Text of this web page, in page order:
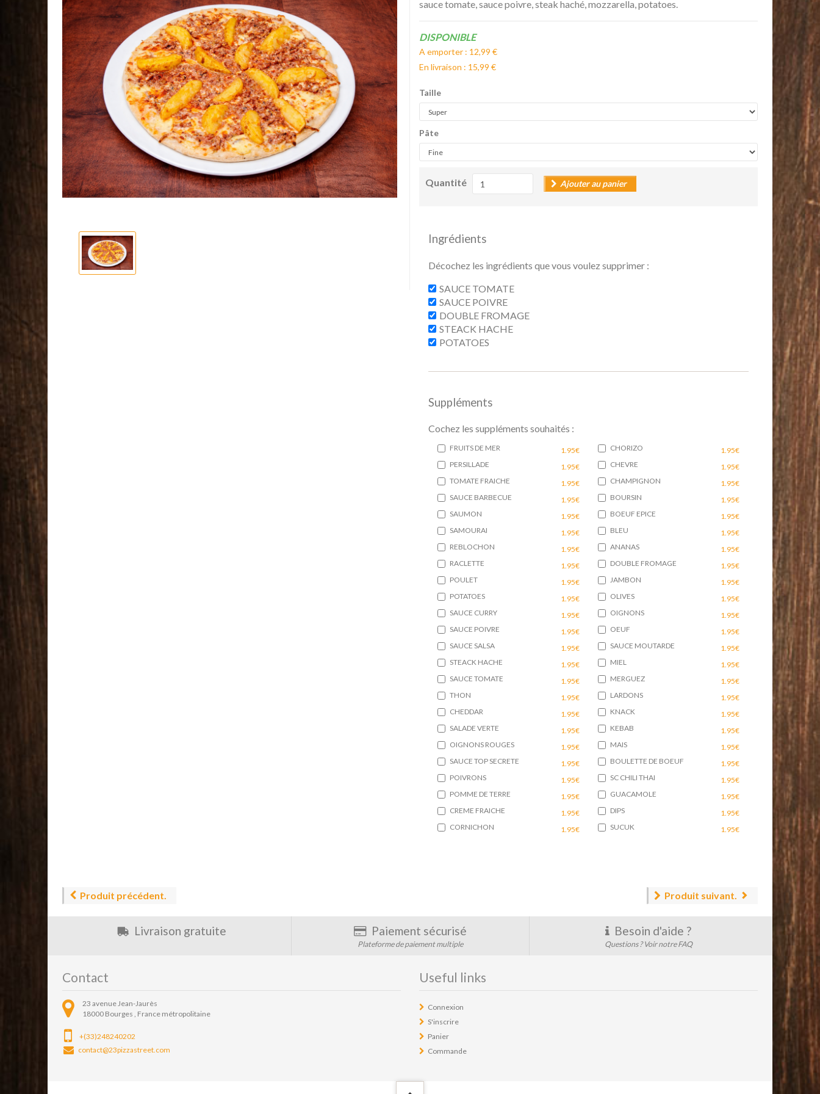
sauce tomate, sauce poivre, steak haché, mozzarella, potatoes.
Disponibilité:
DISPONIBLE
A emporter : 12,99 €
En livraison : 15,99 €
Taille
Pâte
Quantité Ajouter au panier
Ingrédients
Décochez les ingrédients que vous voulez supprimer :
SAUCE TOMATE
SAUCE POIVRE
DOUBLE FROMAGE
STEACK HACHE
POTATOES
Suppléments
Cochez les suppléments souhaités :
FRUITS DE MER
1.95€
PERSILLADE
1.95€
TOMATE FRAICHE
1.95€
SAUCE BARBECUE
1.95€
SAUMON
1.95€
SAMOURAI
1.95€
REBLOCHON
1.95€
RACLETTE
1.95€
POULET
1.95€
POTATOES
1.95€
SAUCE CURRY
1.95€
SAUCE POIVRE
1.95€
SAUCE SALSA
1.95€
STEACK HACHE
1.95€
SAUCE TOMATE
1.95€
THON
1.95€
CHEDDAR
1.95€
SALADE VERTE
1.95€
OIGNONS ROUGES
1.95€
SAUCE TOP SECRETE
1.95€
POIVRONS
1.95€
POMME DE TERRE
1.95€
CREME FRAICHE
1.95€
CORNICHON
1.95€
CHORIZO
1.95€
CHEVRE
1.95€
CHAMPIGNON
1.95€
BOURSIN
1.95€
BOEUF EPICE
1.95€
BLEU
1.95€
ANANAS
1.95€
DOUBLE FROMAGE
1.95€
JAMBON
1.95€
OLIVES
1.95€
OIGNONS
1.95€
OEUF
1.95€
SAUCE MOUTARDE
1.95€
MIEL
1.95€
MERGUEZ
1.95€
LARDONS
1.95€
KNACK
1.95€
KEBAB
1.95€
MAIS
1.95€
BOULETTE DE BOEUF
1.95€
SC CHILI THAI
1.95€
GUACAMOLE
1.95€
DIPS
1.95€
SUCUK
1.95€
Produit précédent. Produit suivant.
Livraison gratuite Paiement sécurisé
Plateforme de paiement multiple
Besoin d'aide ?
Questions ? Voir notre FAQ
Contact
23 avenue Jean-Jaurès
18000 Bourges , France métropolitaine
+(33)248240202
contact@23pizzastreet.com
Useful links
Connexion
S'inscrire
Panier
Commande